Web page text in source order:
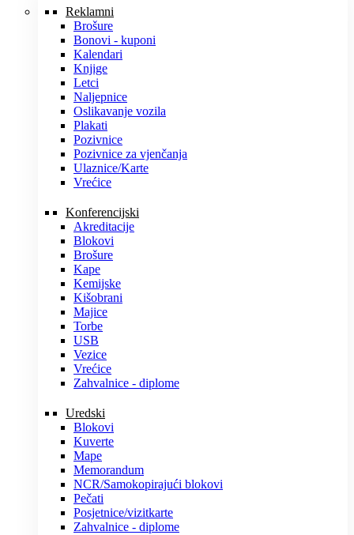
Reklamni
Brošure
Bonovi - kuponi
Kalendari
Knjige
Letci
Naljepnice
Oslikavanje vozila
Plakati
Pozivnice
Pozivnice za vjenčanja
Ulaznice/Karte
Vrećice
Konferencijski
Akreditacije
Blokovi
Brošure
Kape
Kemijske
Kišobrani
Majice
Torbe
USB
Vezice
Vrećice
Zahvalnice - diplome
Uredski
Blokovi
Kuverte
Mape
Memorandum
NCR/Samokopirajući blokovi
Pečati
Posjetnice/vizitkarte
Zahvalnice - diplome